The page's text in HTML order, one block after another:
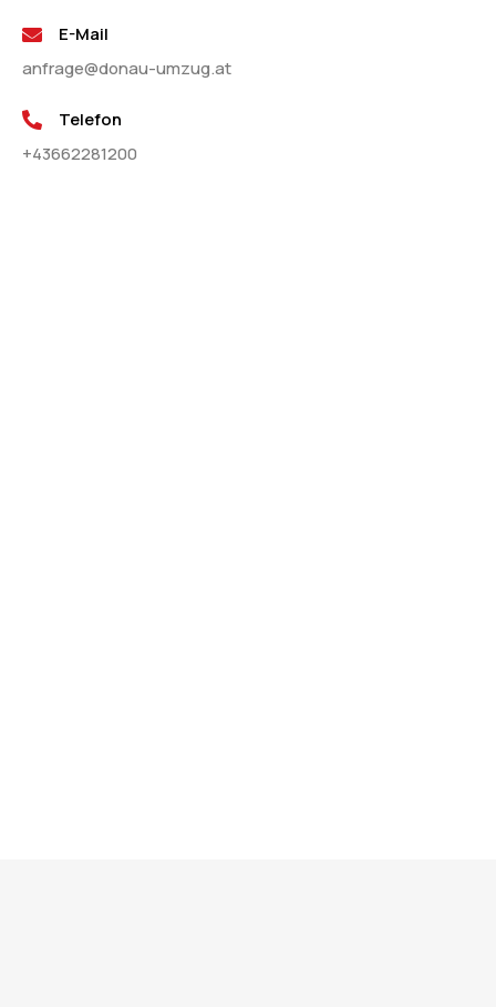
E-Mail
anfrage@donau-umzug.at
Telefon
+43662281200